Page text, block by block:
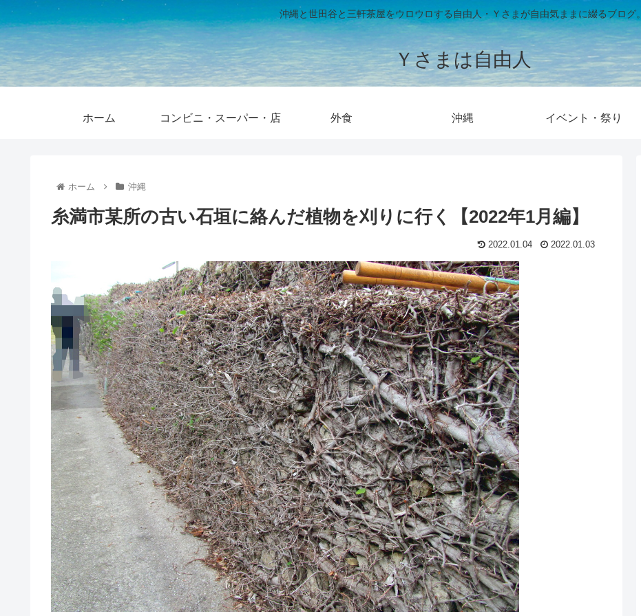
沖縄と世田谷と三軒茶屋をウロウロする自由人・Ｙさまが自由気ままに綴るブログ。
Ｙさまは自由人
ホーム コンビニ・スーパー・店 外食 沖縄 イベント・祭り
ホーム 沖縄
糸満市某所の古い石垣に絡んだ植物を刈りに行く【2022年1月編】
2022.01.04 2022.01.03